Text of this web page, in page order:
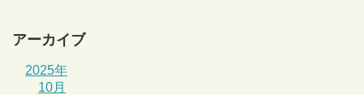
アーカイブ
2025年
10月